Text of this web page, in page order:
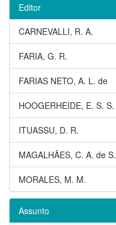
Editor
CARNEVALLI, R. A.
FARIA, G. R.
FARIAS NETO, A. L. de
HOOGERHEIDE, E. S. S.
ITUASSU, D. R.
MAGALHÃES, C. A. de S.
MORALES, M. M.
Assunto